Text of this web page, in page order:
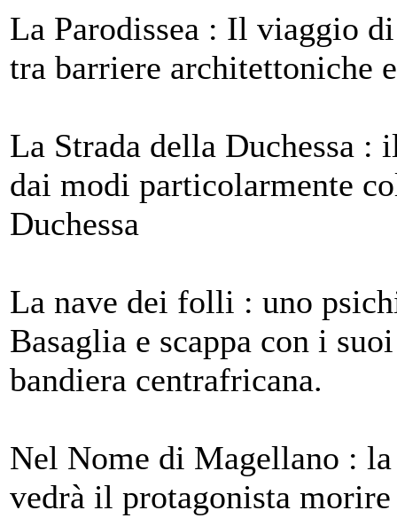
La Parodissea : Il viaggio
tra barriere architettoniche
La Strada della Duchessa
dai modi particolarmente
Duchessa
La nave dei folli : uno
Basaglia e scappa con i
bandiera centrafricana.
Nel Nome di Magellano :
vedrà il protagonista